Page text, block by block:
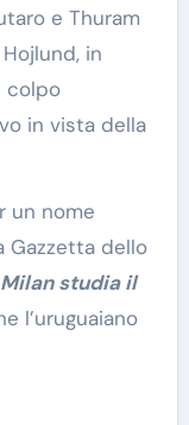
e Thuram
in
colpo
in vista della
un nome
Gazzetta dello
studia il
l’uruguaiano